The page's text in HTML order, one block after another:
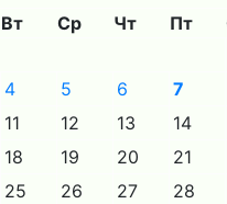
Вт Ср Чт Пт
4 5 6 7
11 12 13 14
18 19 20 21
25 26 27 28